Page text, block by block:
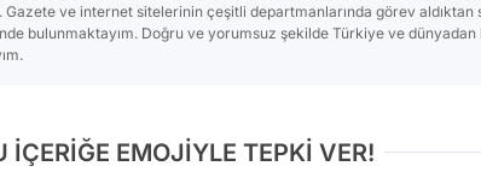
Gazete ve internet sitelerinin çeşitli departmanlarında görev aldıktan
bulunmaktayım. Doğru ve yorumsuz şekilde Türkiye ve
İÇERİĞE EMOJİYLE TEPKİ VER!